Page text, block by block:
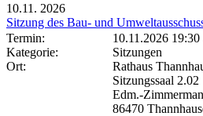
10.11. 2026
Sitzung des Bau- und
Termin:
10.11.2026
Kategorie:
Sitzungen
Ort:
Rathaus
Sitzungssaal 2.02
Edm.-
86470